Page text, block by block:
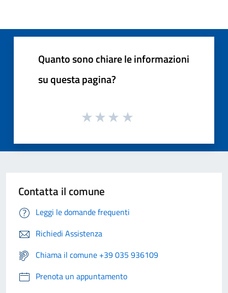
Quanto sono chiare le informazioni
su questa pagina?
Contatta il comune
Leggi le domande frequenti
Richiedi Assistenza
Chiama il comune +39 035 936109
Prenota un appuntamento